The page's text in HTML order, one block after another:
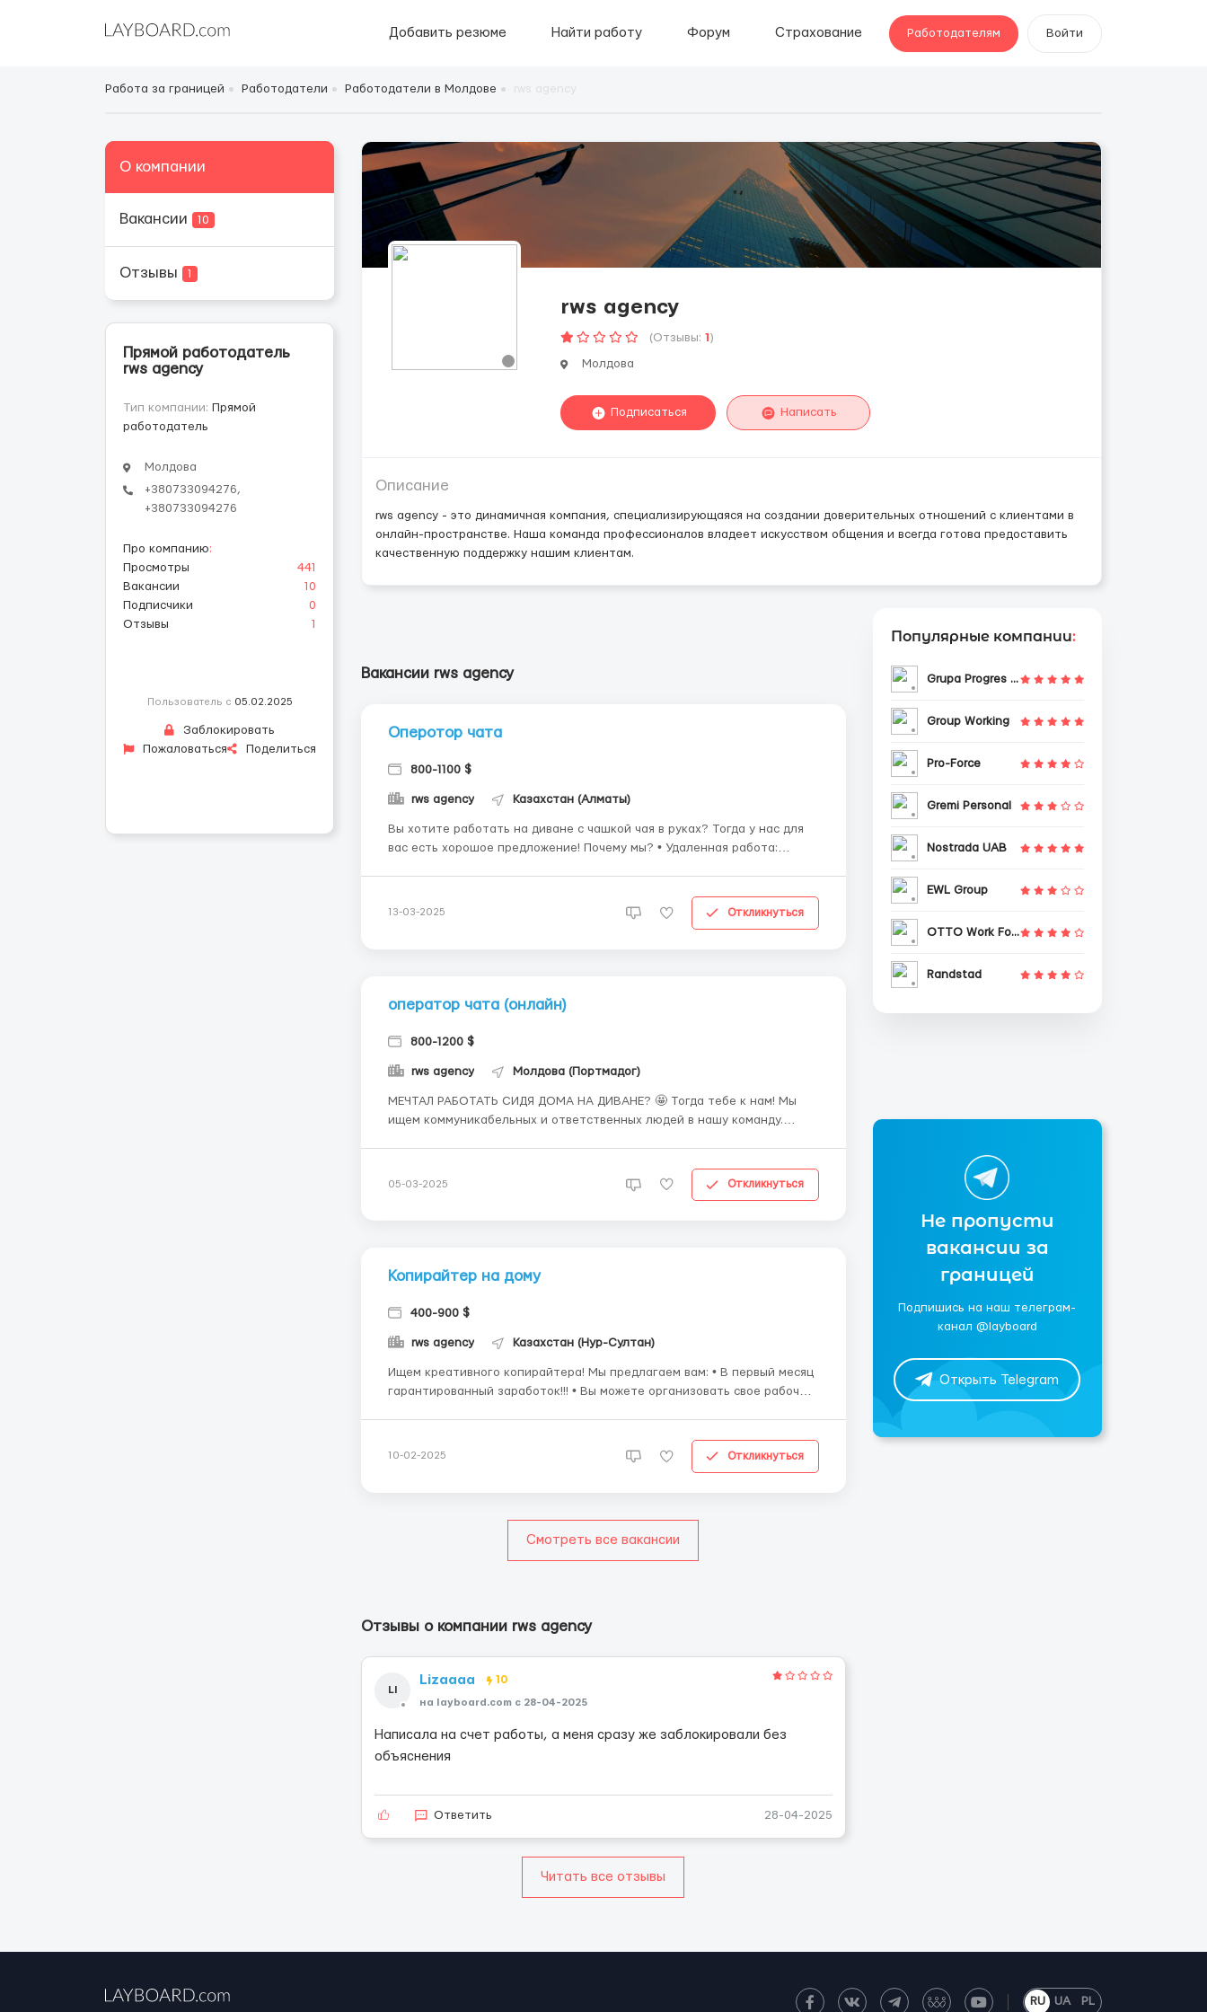
Добавить резюме Найти работу Форум Страхование Работодателям Войти
Работа за границей Работодатели Работодатели в Молдове
О компании
Вакансии 10
Отзывы 1
Прямой работодатель
rws agency
Тип компании: Прямой
работодатель
Молдова
+380733094276,
+380733094276
Про компанию:
Просмотры
441
Вакансии
10
Подписчики
0
Отзывы
1
Пользователь с 05.02.2025
Заблокировать
Пожаловаться
Поделиться
rws agency
(Отзывы: 1 )
Молдова
Подписаться Написать
Описание
rws agency - это динамичная компания, специализирующаяся на создании доверительных отношений с клиентами в
онлайн-пространстве. Наша команда профессионалов владеет искусством общения и всегда готова предоставить
качественную поддержку нашим клиентам.
Вакансии rws agency
Оперотор чата
800-1100 $
rws agency Казахстан (Алматы)
Вы хотите работать на диване с чашкой чая в руках? Тогда у нас для
вас есть хорошое предложение! Почему мы? • Удаленная работа:
13-03-2025 Откликнуться
оператор чата (онлайн)
800-1200 $
rws agency Молдова (Портмадог)
МЕЧТАЛ РАБОТАТЬ СИДЯ ДОМА НА ДИВАНЕ? 🤩 Тогда тебе к нам! Мы
ищем коммуникабельных и ответственных людей в нашу команду.
05-03-2025 Откликнуться
Копирайтер на дому
400-900 $
rws agency Казахстан (Нур-Султан)
Ищем креативного копирайтера! Мы предлагаем вам: • В первый месяц
гарантированный заработок!!! • Вы можете организовать свое рабочее
10-02-2025 Откликнуться
Смотреть все вакансии
Отзывы о компании rws agency
LI
Lizaaaa 10
на layboard.com c 28-04-2025
Написала на счет работы, а меня сразу же заблокировали без
объяснения
Ответить 28-04-2025
Читать все отзывы
Популярные компании:
Grupa Progres Sp. z o.o.
Group Working
Pro-Force
Gremi Personal
Nostrada UAB
EWL Group
OTTO Work Force
Randstad
Не пропусти
вакансии за
границей
Подпишись на наш телеграм-
канал @layboard
Открыть Telegram
RU UA PL